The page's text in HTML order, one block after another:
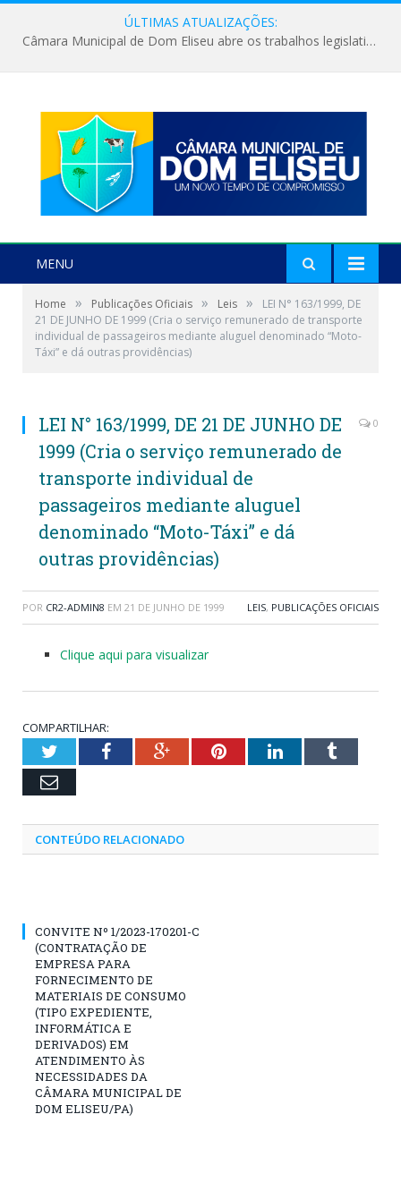
ÚLTIMAS ATUALIZAÇÕES:
Câmara Municipal de Dom Eliseu abre os trabalhos legislativos do segundo semestre
MENU
Home » Publicações Oficiais » Leis »
LEI N° 163/1999, DE
21 DE JUNHO DE 1999 (Cria o serviço remunerado de transporte
individual de passageiros mediante aluguel denominado “Moto-
Táxi” e dá outras providências)
LEI N° 163/1999, DE 21 DE JUNHO DE
1999 (Cria o serviço remunerado de
transporte individual de
passageiros mediante aluguel
denominado “Moto-Táxi” e dá
outras providências)
0
POR CR2-ADMIN8 EM 21 DE JUNHO DE 1999 LEIS, PUBLICAÇÕES OFICIAIS
Clique aqui para visualizar
COMPARTILHAR:
TwitterFacebookGoogle+PinterestLinkedInTumblr
Email
CONTEÚDO RELACIONADO
CONVITE Nº 1/2023-170201-C
(CONTRATAÇÃO DE
EMPRESA PARA
FORNECIMENTO DE
MATERIAIS DE CONSUMO
(TIPO EXPEDIENTE,
INFORMÁTICA E
DERIVADOS) EM
ATENDIMENTO ÀS
NECESSIDADES DA
CÂMARA MUNICIPAL DE
DOM ELISEU/PA)